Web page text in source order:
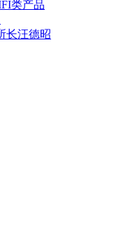
类产品
长汪德昭